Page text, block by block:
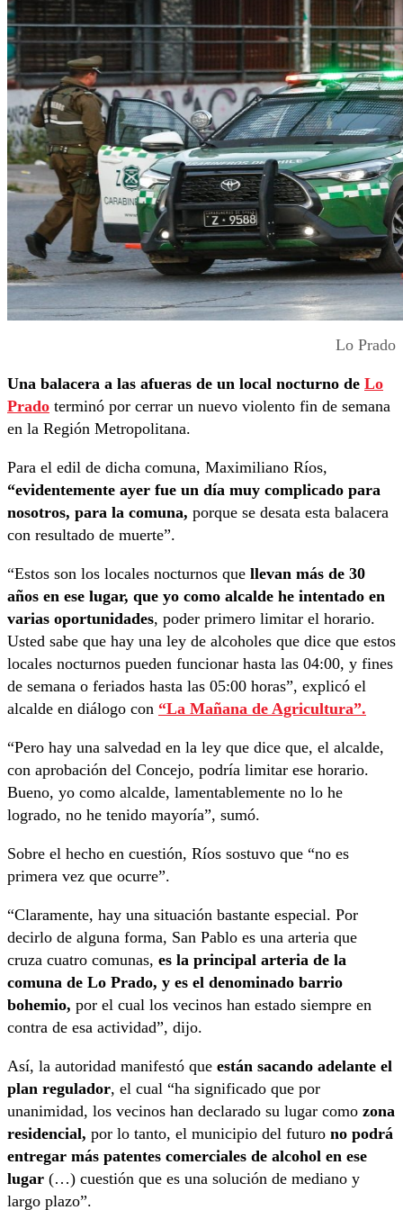
Lo Prado
Una balacera a las afueras de un local nocturno de Lo
Prado terminó por cerrar un nuevo violento fin de semana
en la Región Metropolitana.
Para el edil de dicha comuna, Maximiliano Ríos,
“evidentemente ayer fue un día muy complicado para
nosotros, para la comuna, porque se desata esta balacera
con resultado de muerte”.
“Estos son los locales nocturnos que llevan más de 30
años en ese lugar, que yo como alcalde he intentado en
varias oportunidades, poder primero limitar el horario.
Usted sabe que hay una ley de alcoholes que dice que estos
locales nocturnos pueden funcionar hasta las 04:00, y fines
de semana o feriados hasta las 05:00 horas”, explicó el
alcalde en diálogo con “La Mañana de Agricultura”.
“Pero hay una salvedad en la ley que dice que, el alcalde,
con aprobación del Concejo, podría limitar ese horario.
Bueno, yo como alcalde, lamentablemente no lo he
logrado, no he tenido mayoría”, sumó.
Sobre el hecho en cuestión, Ríos sostuvo que “no es
primera vez que ocurre”.
“Claramente, hay una situación bastante especial. Por
decirlo de alguna forma, San Pablo es una arteria que
cruza cuatro comunas, es la principal arteria de la
comuna de Lo Prado, y es el denominado barrio
bohemio, por el cual los vecinos han estado siempre en
contra de esa actividad”, dijo.
Así, la autoridad manifestó que están sacando adelante el
plan regulador, el cual “ha significado que por
unanimidad, los vecinos han declarado su lugar como zona
residencial, por lo tanto, el municipio del futuro no podrá
entregar más patentes comerciales de alcohol en ese
lugar (…) cuestión que es una solución de mediano y
largo plazo”.